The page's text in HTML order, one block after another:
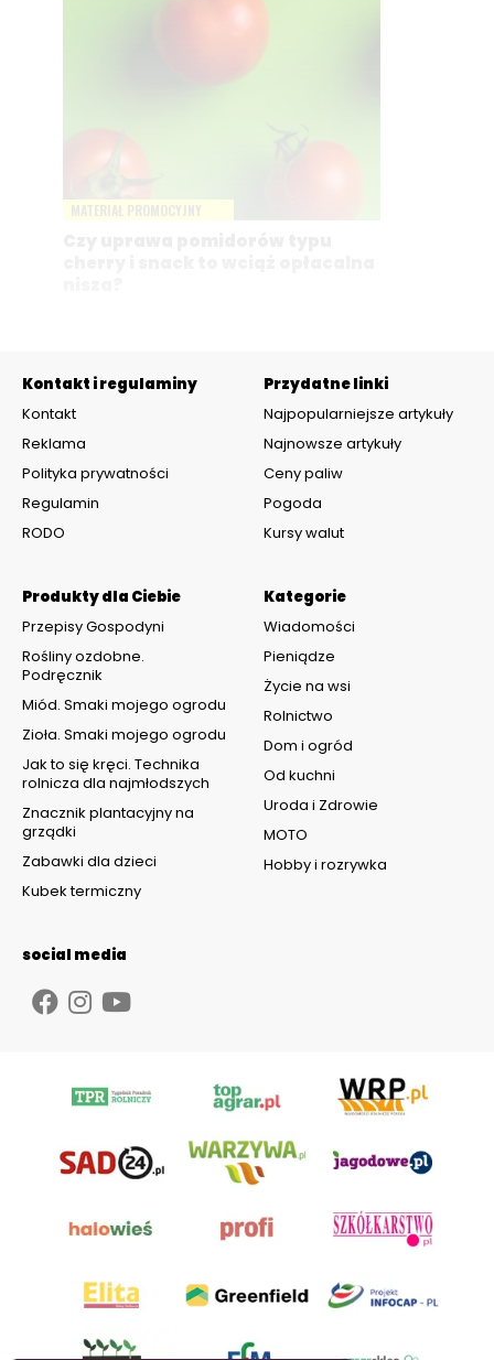
Kontakt i regulaminy
Kontakt
Reklama
Polityka prywatności
Regulamin
RODO
Kategorie
Wiadomości
Pieniądze
Życie na wsi
Rolnictwo
Dom i ogród
Od kuchni
Uroda i Zdrowie
MOTO
Hobby i rozrywka
Produkty dla Ciebie
Przepisy Gospodyni
Rośliny ozdobne.
Podręcznik
Miód. Smaki mojego ogrodu
Zioła. Smaki mojego ogrodu
Jak to się kręci. Technika
rolnicza dla najmłodszych
Znacznik plantacyjny na
grządki
Zabawki dla dzieci
Kubek termiczny
Przydatne linki
Najpopularniejsze artykuły
Najnowsze artykuły
Ceny paliw
Pogoda
Kursy walut
social media